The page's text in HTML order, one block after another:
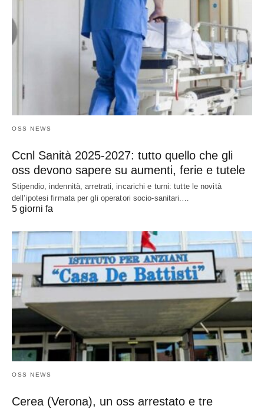
OSS NEWS
Ccnl Sanità 2025-2027: tutto quello che gli
oss devono sapere su aumenti, ferie e tutele
Stipendio, indennità, arretrati, incarichi e turni: tutte le novità
dell’ipotesi firmata per gli operatori socio-sanitari.…
5 giorni fa
OSS NEWS
Cerea (Verona), un oss arrestato e tre